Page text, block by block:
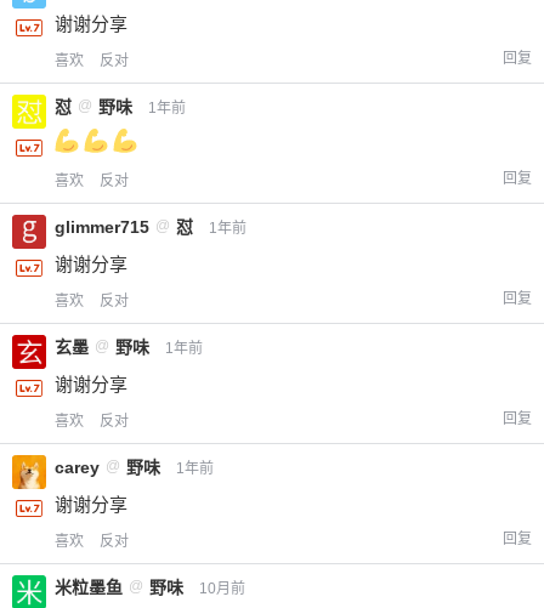
谢谢分享
喜欢 反对 回复
怼 @ 野味 1年前
喜欢 反对 回复
glimmer715 @ 怼 1年前
谢谢分享
喜欢 反对 回复
玄墨 @ 野味 1年前
谢谢分享
喜欢 反对 回复
carey @ 野味 1年前
谢谢分享
喜欢 反对 回复
米粒墨鱼 @ 野味 10月前